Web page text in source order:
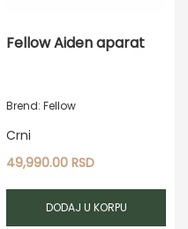
Fellow Aiden aparat
Brend: Fellow
Crni
49,990.00RSD
DODAJ U KORPU